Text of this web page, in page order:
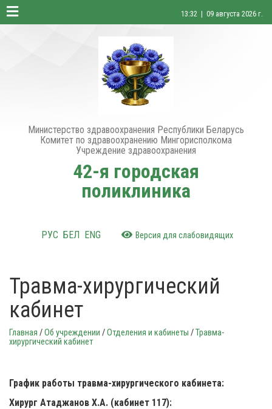
13:32 | 09 августа 2026 г.
Министерство здравоохранения Республики Беларусь
Комитет по здравоохранению Мингорисполкома
Учреждение здравоохранения
42-я городская
поликлиника
РУС БЕЛ ENG Версия для слабовидящих
Травма-хирургический
кабинет
Главная /Об учреждении /Отделения и кабинеты /Травма-
хирургический кабинет
График работы травма-хирургического кабинета:
Хирург Атаджанов Х.А. (кабинет 117):